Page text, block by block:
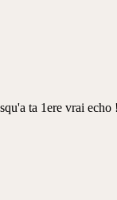
ta 1ere vrai